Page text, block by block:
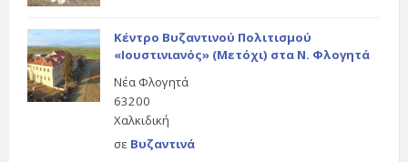
Κέντρο Βυζαντινού Πολιτισμού
«Ιουστινιανός» (Μετόχι) στα Ν. Φλογητά
Νέα Φλογητά
63200
Χαλκιδική
σε Βυζαντινά